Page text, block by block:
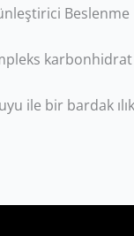
Beslenme
ile bir bardak